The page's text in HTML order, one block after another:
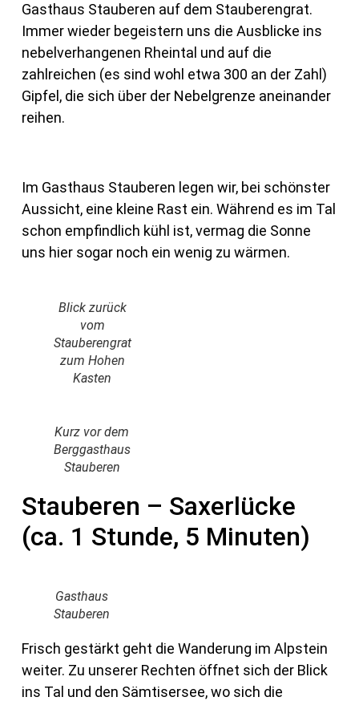
Gasthaus Stauberen auf dem Stauberengrat.
Immer wieder begeistern uns die Ausblicke ins
nebelverhangenen Rheintal und auf die
zahlreichen (es sind wohl etwa 300 an der Zahl)
Gipfel, die sich über der Nebelgrenze aneinander
reihen.
Im Gasthaus Stauberen legen wir, bei schönster
Aussicht, eine kleine Rast ein. Während es im Tal
schon empfindlich kühl ist, vermag die Sonne
uns hier sogar noch ein wenig zu wärmen.
Blick zurück
vom
Stauberengrat
zum Hohen
Kasten
Kurz vor dem
Berggasthaus
Stauberen
Stauberen – Saxerlücke
(ca. 1 Stunde, 5 Minuten)
Gasthaus
Stauberen
Frisch gestärkt geht die Wanderung im Alpstein
weiter. Zu unserer Rechten öffnet sich der Blick
ins Tal und den Sämtisersee, wo sich die